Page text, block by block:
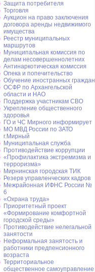
Защита потребителя
Торговля
Аукцион на право заключения
договора аренды недвижимого
имущества
Реестр муниципальных
маршрутов
Муниципальная комиссия по
делам несовершеннолетних
Антинаркотическая комиссия
Опека и попечительство
Обучение иностранных граждан
ОСФР по Архангельской
области и НАО
Поддержка участникам СВО
Укрепление общественного
здоровья
ГО и ЧС Мирного информирует
МО МВД России по ЗАТО
г.Мирный
Муниципальная cлужба
Противодействие коррупции
«Профилактика экстремизма и
терроризма»
Мирнинская городская ТИК
Резерв управленческих кадров
Межрайонная ИФНС России №
6
«Охрана труда»
Приоритетный проект
«Формирование комфортной
городской среды»
Противодействие нелегальной
занятости
Неформальная занятость и
работники предпенсионного
возраста
Территориальное
общественное самоуправление